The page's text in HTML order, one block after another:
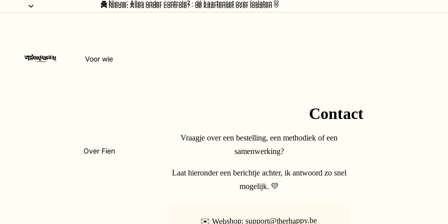
🎮 Nieuw: Alles onder controle? · dé kaartenset over loslaten 💛
🎮 Nieuw: Alles onder controle? · dé kaartenset over loslaten 💛
Voor wie
Over Fien
Contact
Vraagje over een bestelling, een methodiek of een
samenwerking?
Laat hieronder een berichtje achter, ik antwoord zo snel
mogelijk. 💛
✉️ Webshop:support@therhappy.be